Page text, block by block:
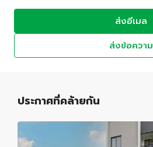
ส่งอีเมล
ส่งข้อความ
ประกาศที่คล้ายกัน